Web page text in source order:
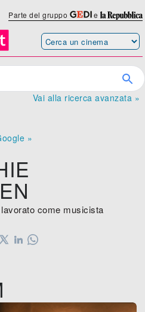
Parte del gruppo e
Vai alla ricerca avanzata »
»
come musicista